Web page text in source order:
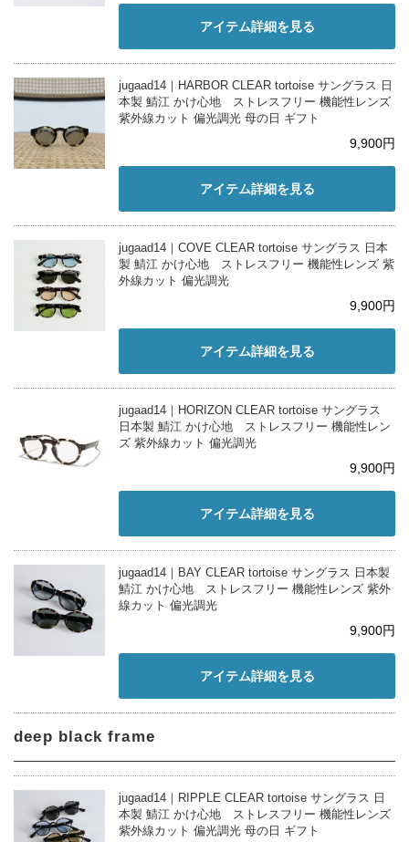
アイテム詳細を見る
jugaad14｜HARBOR CLEAR tortoise サングラス 日
本製 鯖江 かけ心地 ストレスフリー 機能性レンズ
紫外線カット 偏光調光 母の日 ギフト
9,900円
アイテム詳細を見る
jugaad14｜COVE CLEAR tortoise サングラス 日本
製 鯖江 かけ心地 ストレスフリー 機能性レンズ 紫
外線カット 偏光調光
9,900円
アイテム詳細を見る
jugaad14｜HORIZON CLEAR tortoise サングラス
日本製 鯖江 かけ心地 ストレスフリー 機能性レン
ズ 紫外線カット 偏光調光
9,900円
アイテム詳細を見る
jugaad14｜BAY CLEAR tortoise サングラス 日本製
鯖江 かけ心地 ストレスフリー 機能性レンズ 紫外
線カット 偏光調光
9,900円
アイテム詳細を見る
deep black frame
jugaad14｜RIPPLE CLEAR tortoise サングラス 日
本製 鯖江 かけ心地 ストレスフリー 機能性レンズ
紫外線カット 偏光調光 母の日 ギフト